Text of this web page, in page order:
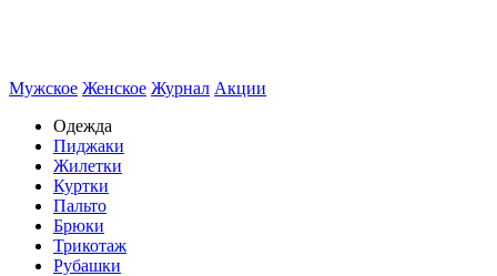
Мужское Женское Журнал Акции
Одежда
Пиджаки
Жилетки
Куртки
Пальто
Брюки
Трикотаж
Рубашки